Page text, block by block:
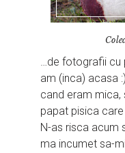
…de fotografii cu
am (inca) acasa
cand eram mica,
papat pisica
N-as risca acum
ma incumet sa-